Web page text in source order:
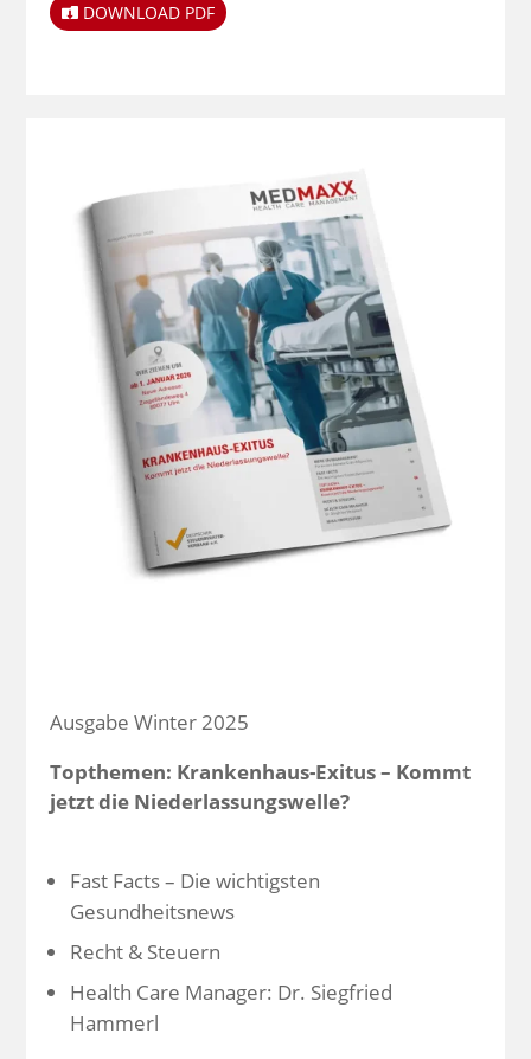
DOWNLOAD PDF
Ausgabe Winter 2025
Topthemen: Krankenhaus-Exitus – Kommt
jetzt die Niederlassungswelle?
Fast Facts – Die wichtigsten
Gesundheitsnews
Recht & Steuern
Health Care Manager: Dr. Siegfried
Hammerl